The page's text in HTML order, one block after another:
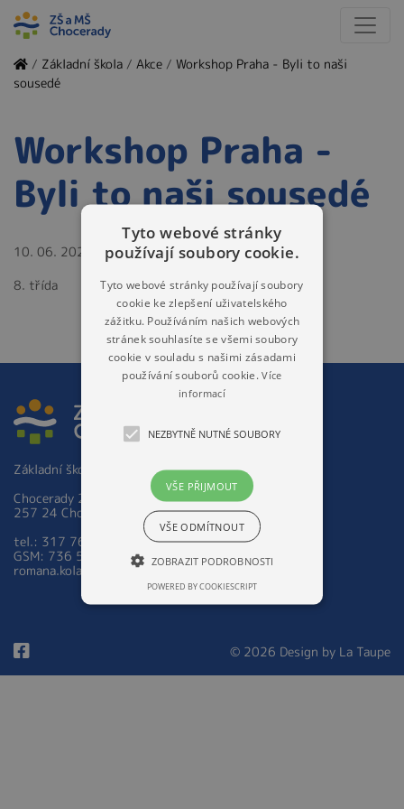
/ Základní škola / Akce / Workshop Praha - Byli to naši
sousedé
Workshop Praha -
Byli to naši sousedé
10. 06. 2024
8. třída
Základní škola a Mateřská škola Chocerady 267
Chocerady 267
257 24 Chocerady
tel.: 317 763 521
GSM: 736 535 973
romana.kolarova@zsmschocerady.cz
© 2026 Design by La Taupe
Tyto webové stránky
používají soubory cookie.
Tyto webové stránky používají soubory
cookie ke zlepšení uživatelského
zážitku. Používáním našich webových
stránek souhlasíte se všemi soubory
cookie v souladu s našimi zásadami
používání souborů cookie.Více
informací
NEZBYTNĚ NUTNÉ SOUBORY
VŠE PŘIJMOUT
VŠE ODMÍTNOUT
ZOBRAZIT PODROBNOSTI
POWERED BY COOKIESCRIPT